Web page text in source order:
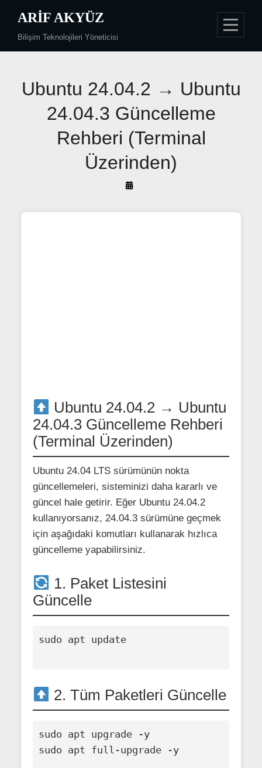
content
ARIF AKYÜZ
Bilişim Teknolojileri Yöneticisi
Ubuntu 24.04.2 → Ubuntu
24.04.3 Güncelleme
Rehberi (Terminal
Üzerinden)
By
Akyüz
Ubuntu 24.04.2 → Ubuntu
24.04.3 Güncelleme Rehberi
(Terminal Üzerinden)
Ubuntu 24.04 LTS sürümünün nokta
güncellemeleri, sisteminizi daha kararlı ve
güncel hale getirir. Eğer Ubuntu 24.04.2
kullanıyorsanız, 24.04.3 sürümüne geçmek
için aşağıdaki komutları kullanarak hızlıca
güncelleme yapabilirsiniz.
1. Paket Listesini
Güncelle
sudo apt update
2. Tüm Paketleri Güncelle
sudo apt upgrade -y
sudo apt full-upgrade -y
Yazı